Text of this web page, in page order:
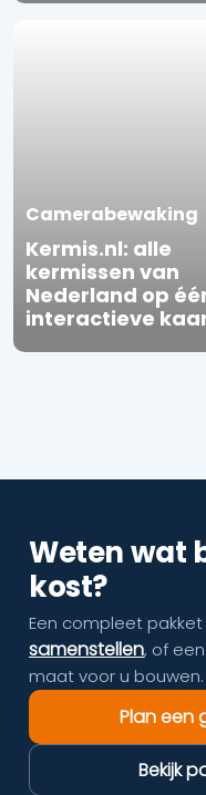
Camerabewaking
Kermis.nl: alle
kermissen van
Nederland op
interactieve
Weten wat
kost?
Een compleet pakket
samenstellen, of
maat voor u bouwen.
Plan een
Bekijk